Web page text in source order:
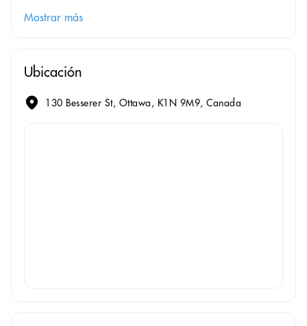
Mostrar más
Ubicación
130 Besserer St, Ottawa, K1N 9M9, Canada